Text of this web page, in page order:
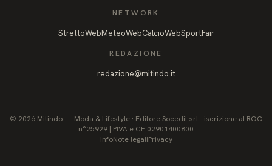
NETWORK
StrettoWebMeteoWebCalcioWebSportFair
REDAZIONE
redazione@mitindo.it
© 2026 Mitindo— Moda & Lifestyle · Editore Socedit srl - iscrizione al ROC
n°25929 | PIVA e CF 02901400800
InfoNote legaliPrivacy